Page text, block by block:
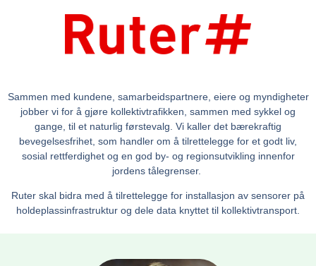
Sammen med kundene, samarbeidspartnere, eiere og myndigheter
jobber vi for å gjøre kollektivtrafikken, sammen med sykkel og
gange, til et naturlig førstevalg. Vi kaller det bærekraftig
bevegelsesfrihet, som handler om å tilrettelegge for et godt liv,
sosial rettferdighet og en god by- og regionsutvikling innenfor
jordens tålegrenser.
Ruter skal bidra med å tilrettelegge for installasjon av sensorer på
holdeplassinfrastruktur og dele data knyttet til kollektivtransport.